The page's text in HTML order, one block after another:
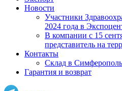
Новости
Участники
2024 года в
В компании с 15
представитель на
Контакты
Склад в
Гарантия и возврат